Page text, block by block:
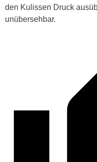
den Kulissen Druck
unübersehbar.